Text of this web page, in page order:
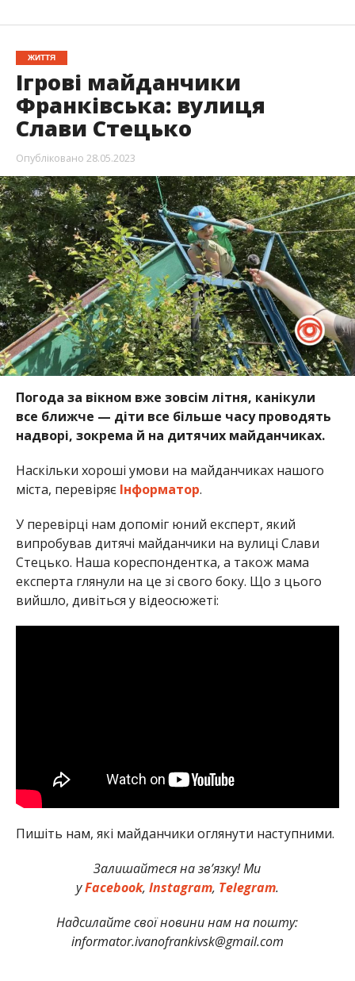
ЖИТТЯ
Ігрові майданчики
Франківська: вулиця
Слави Стецько
Опубліковано 28.05.2023
Погода за вікном вже зовсім літня, канікули
все ближче — діти все більше часу проводять
надворі, зокрема й на дитячих майданчиках.
Наскільки хороші умови на майданчиках нашого
міста, перевіряє Інформатор.
У перевірці нам допоміг юний експерт, який
випробував дитячі майданчики на вулиці Слави
Стецько. Наша кореспондентка, а також мама
експерта глянули на це зі свого боку. Що з цього
вийшло, дивіться у відеосюжеті:
Пишіть нам, які майданчики оглянути наступними.
Залишайтеся на зв’язку! Ми
уFacebook, Instagram, Telegram.
Надсилайте свої новини нам на пошту:
informator.ivanofrankivsk@gmail.com